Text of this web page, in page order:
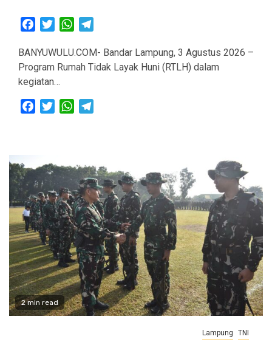
FacebookTwitterWhatsApp
BANYUWULU.COM- Bandar Lampung, 3 Agustus 2026 –
Program Rumah Tidak Layak Huni (RTLH) dalam
kegiatan…
FacebookTwitterWhatsApp
2 min read
Lampung TNI